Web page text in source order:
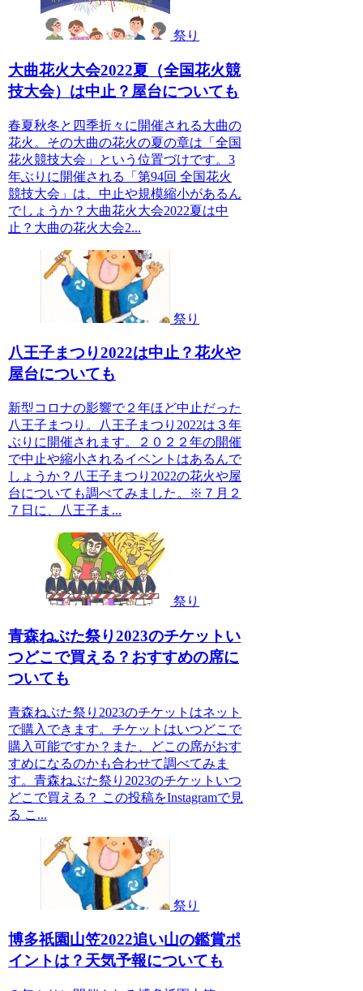
祭り
大曲花火大会2022夏（全国花火競
技大会）は中止？屋台についても
春夏秋冬と四季折々に開催される大曲の
花火。その大曲の花火の夏の章は「全国
花火競技大会」という位置づけです。3
年ぶりに開催される「第94回 全国花火
競技大会」は、中止や規模縮小があるん
でしょうか？大曲花火大会2022夏は中
止？大曲の花火大会2...
祭り
八王子まつり2022は中止？花火や
屋台についても
新型コロナの影響で２年ほど中止だった
八王子まつり。八王子まつり2022は３年
ぶりに開催されます。２０２２年の開催
で中止や縮小されるイベントはあるんで
しょうか？八王子まつり2022の花火や屋
台についても調べてみました。※７月２
７日に、八王子ま...
祭り
青森ねぶた祭り2023のチケットい
つどこで買える？おすすめの席に
ついても
青森ねぶた祭り2023のチケットはネット
で購入できます。チケットはいつどこで
購入可能ですか？また、どこの席がおす
すめになるのかも合わせて調べてみま
す。青森ねぶた祭り2023のチケットいつ
どこで買える？ この投稿をInstagramで見
る こ...
祭り
博多祇園山笠2022追い山の鑑賞ポ
イントは？天気予報についても